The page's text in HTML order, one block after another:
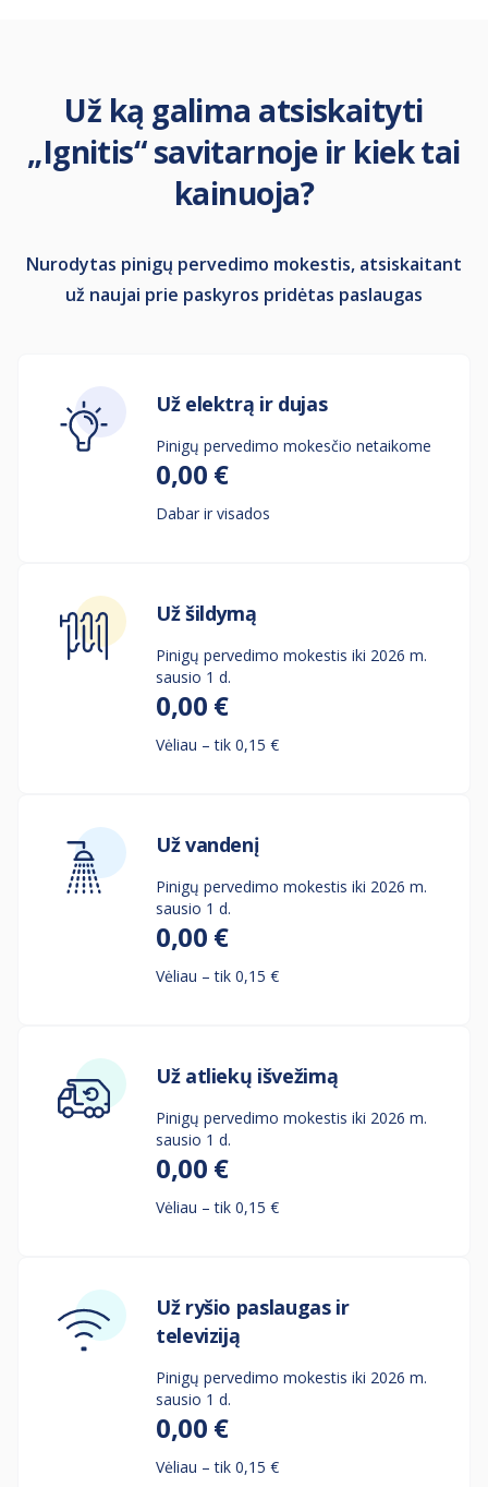
Už ką galima atsiskaityti
„Ignitis“ savitarnoje ir kiek tai
kainuoja?
Nurodytas pinigų pervedimo mokestis, atsiskaitant
už naujai prie paskyros pridėtas paslaugas
Už elektrą ir dujas
Pinigų pervedimo mokesčio netaikome
0,00 €
Dabar ir visados
Už šildymą
Pinigų pervedimo mokestis iki 2026 m.
sausio 1 d.
0,00 €
Vėliau – tik 0,15 €
Už vandenį
Pinigų pervedimo mokestis iki 2026 m.
sausio 1 d.
0,00 €
Vėliau – tik 0,15 €
Už atliekų išvežimą
Pinigų pervedimo mokestis iki 2026 m.
sausio 1 d.
0,00 €
Vėliau – tik 0,15 €
Už ryšio paslaugas ir
televiziją
Pinigų pervedimo mokestis iki 2026 m.
sausio 1 d.
0,00 €
Vėliau – tik 0,15 €